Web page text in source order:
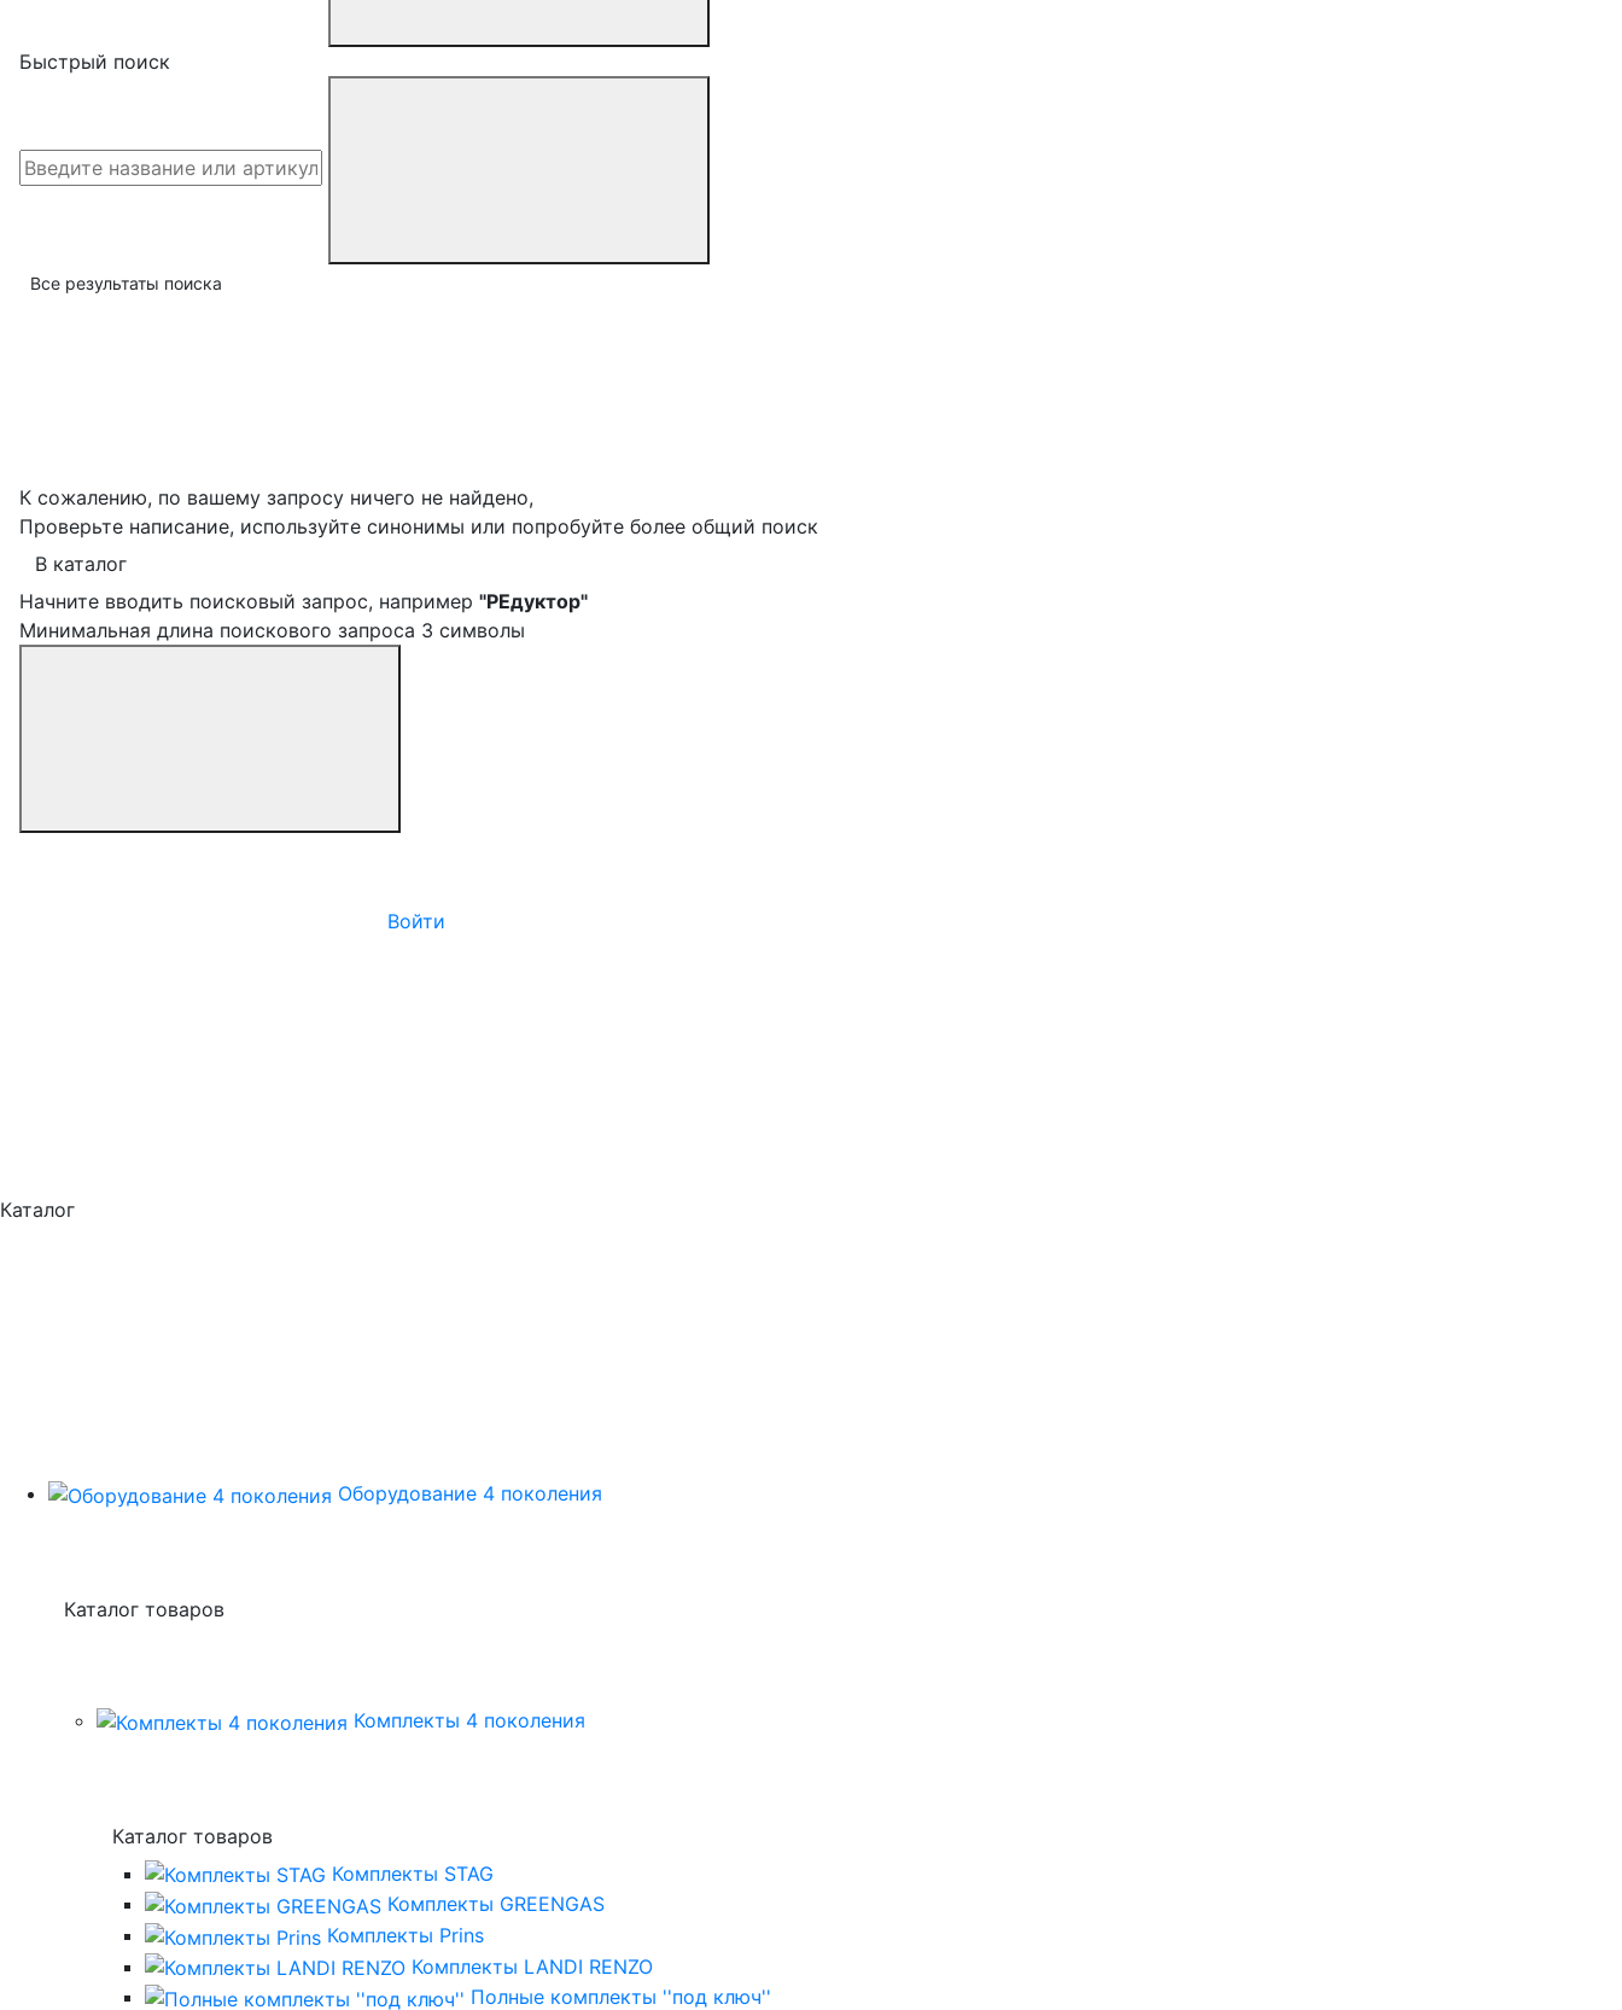
Быстрый поиск
Все результаты поиска
К сожалению, по вашему запросу ничего не найдено,
Проверьте написание, используйте синонимы или попробуйте более общий поиск
В каталог
Начните вводить поисковый запрос, например "РЕдуктор"
Минимальная длина поискового запроса 3 символы
Войти
Каталог
Оборудование 4 поколения
Каталог товаров
Комплекты 4 поколения
Каталог товаров
Комплекты STAG
Комплекты GREENGAS
Комплекты Prins
Комплекты LANDI RENZO
Полные комплекты ''под ключ''